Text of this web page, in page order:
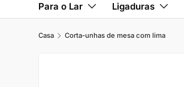
Para o Lar Ligaduras
Casa Corta-unhas de mesa com lima